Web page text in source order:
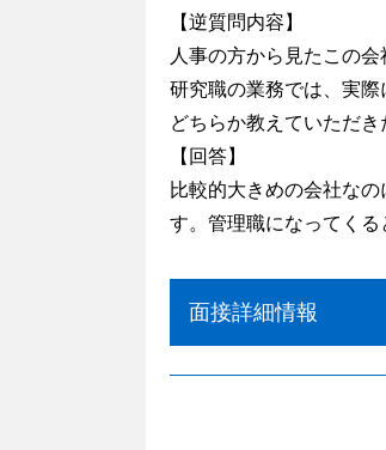
【逆質問内容】
人事の方から見たこの会
研究職の業務では、実
どちらか教えていただき
【回答】
比較的大きめの会社な
す。管理職になってくる
面接詳細情報